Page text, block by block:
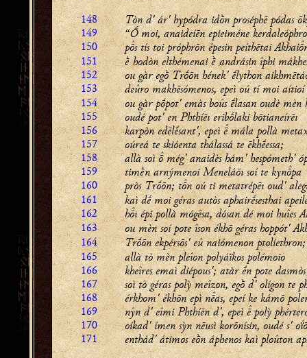
148 Tòn d' ár' hypódra idṑn proséphē pódas
149 “Ṓ moi, anaideíēn epieiméne
150 ps tís toi próphrōn épesin peíthētai
151 ḕ hodòn elthémenai ḕ andrásin îphi
152 ou gàr egṑ Trṓōn hének' ḗlython
153 deûro makhēsómenos, epeì oú tí moi aítioí
154 ou gàr pṓpot' emàs boûs ḗlasan oudè mèn
155 oudé pot' en Phthíēı eribṓlaki bōtianeírēı
156 karpòn edēlḗsant', epeì  mála pollà
157 oúreá te skióenta thálassá te ēkhḗessa;
158 allà soì  még' anaidès hám' hespómeth'
159 timḕn arnýmenoi Meneláōı soí te kynpa
160 pròs Trṓōn; tn oú ti metatrépēı oud'
161 kaì dḗ moi géras autòs aphairḗsesthai
162 hı épi pollà mógēsa, dósan dé moi huîes
163 ou mèn soí pote îson ékhō géras hoppót'
164 Trṓōn ekpérsōs' eû naiómenon ptolíethron;
165 allà tò mèn pleîon polyáïkos polémoio
166 kheîres emaì diépous'; atàr ḗn pote
167 soì tò géras polỳ meîzon, egṑ d' olígon te
168 érkhom' ékhōn epì nas, epeí ke kámō
169 nŷn d' eîmi Phthíēn d', epeì  polỳ
170 oíkad' ímen sỳn nēusì korōnísin, oudé s' oḯō
171 enthád' átimos eṑn áphenos kaì ploûton